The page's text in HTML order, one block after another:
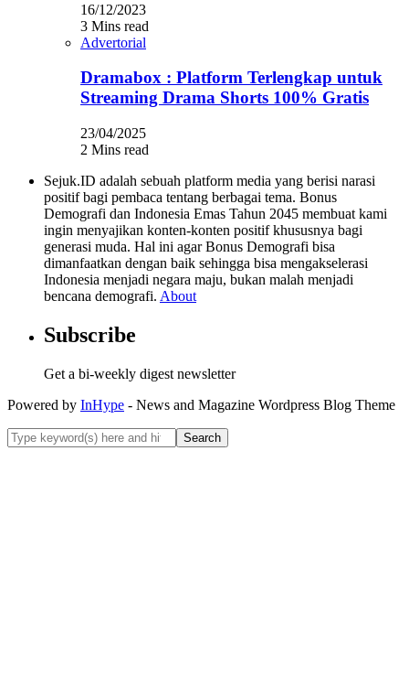
16/12/2023
3 Mins read
Advertorial
Dramabox : Platform Terlengkap untuk
Streaming Drama Shorts 100% Gratis
23/04/2025
2 Mins read
Sejuk.ID adalah sebuah platform media yang berisi narasi
positif bagi pembaca tentang berbagai tema. Bonus
Demografi dan Indonesia Emas Tahun 2045 membuat kami
ingin menyajikan konten-konten positif khususnya bagi
generasi muda. Hal ini agar Bonus Demografi bisa
dimanfaatkan dengan baik sehingga bisa mengakselerasi
Indonesia menjadi negara maju, bukan malah menjadi
bencana demografi. About
Subscribe
Get a bi-weekly digest newsletter
Powered by InHype - News and Magazine Wordpress Blog Theme